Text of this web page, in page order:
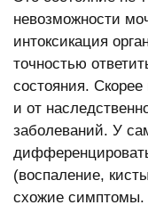
невозможности
интоксикация
точностью
состояния. Скорее
и от
заболеваний. У
(воспаление,
схожие симптомы.